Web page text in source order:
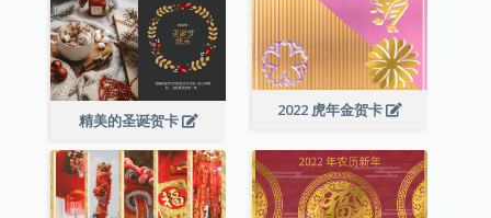
2022 虎年金贺卡
精美的圣诞贺卡